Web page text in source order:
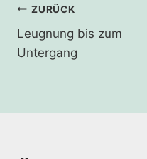
ZURÜCK
Leugnung bis zum
Untergang